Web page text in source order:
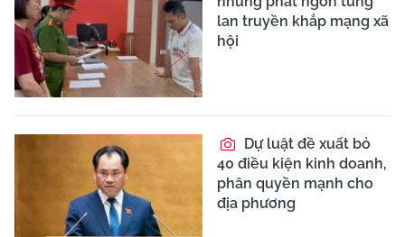
lan truyền khắp mạng xã
hội
Dự luật đề xuất bỏ
40 điều kiện kinh doanh,
phân quyền mạnh cho
địa phương